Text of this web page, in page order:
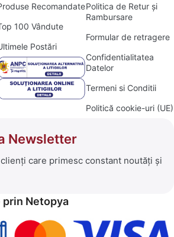
Recomandate
100 Vândute
Postări
Politica de Retur și
Rambursare
Formular de retragere
Confidentialitatea
Datelor
Termeni si Conditii
Politică cookie-uri (UE)
Newsletter
care primesc constant noutăți și
Netopya